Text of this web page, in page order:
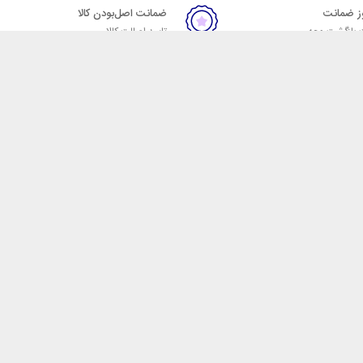
بازگشت وجه
ضمانت اصل‌بودن کالا
تایید اصالت کالا